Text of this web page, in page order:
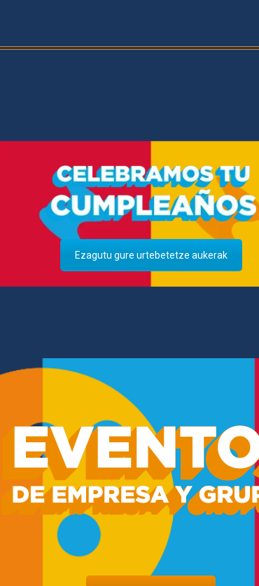
Ezagutu gure urtebetetze aukerak